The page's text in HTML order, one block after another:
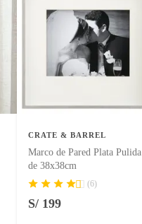
Espejos de sala
CRATE & BARREL
Marco de Pared Plata Pulida
de 38x38cm
(6)
S/ 199